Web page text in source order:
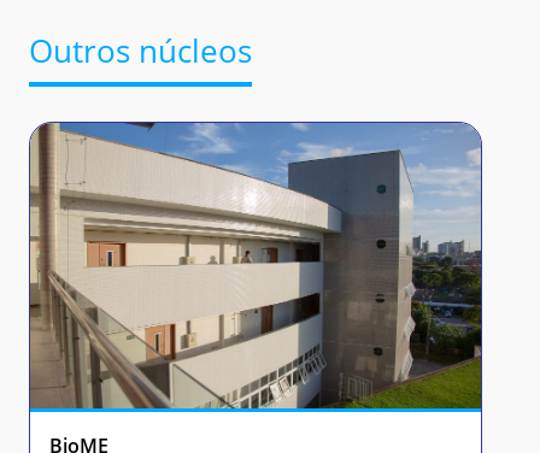
Outros núcleos
BioME